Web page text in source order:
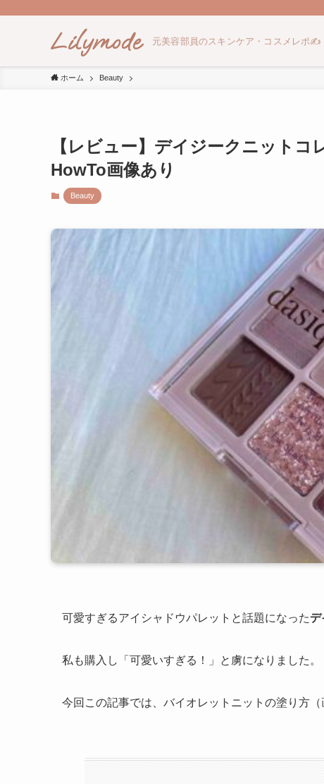
Lilymode 元美容部員のスキンケア・コスメレポ✍️
ホーム Beauty
【レビュー】デイジークニット
HowTo画像あり
Beauty
可愛すぎるアイシャドウパレットと話題になったデ
私も購入し「可愛いすぎる！」と虜になりました。
今回この記事では、バイオレットニットの塗り方